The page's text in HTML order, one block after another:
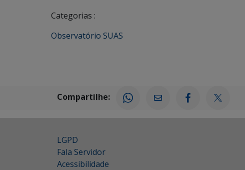
Categorias :
Observatório SUAS
Compartilhe:
LGPD
Fala Servidor
Acessibilidade